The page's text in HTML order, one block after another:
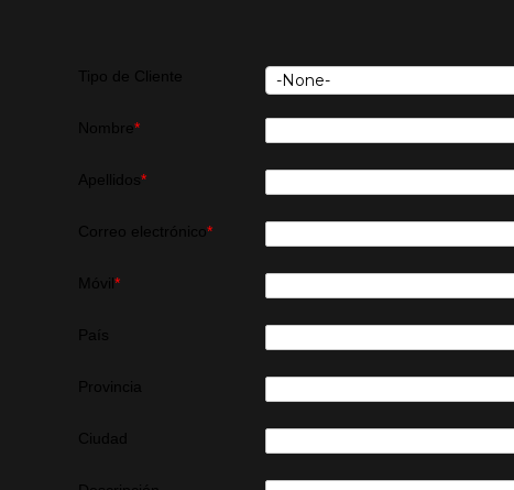
Tipo de Cliente
Nombre*
Apellidos *
Correo electrónico*
Móvil*
País
Provincia
Ciudad